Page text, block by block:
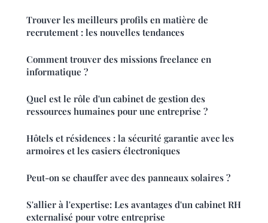
Trouver les meilleurs profils en matière de
recrutement : les nouvelles tendances
Comment trouver des missions freelance en
informatique ?
Quel est le rôle d'un cabinet de gestion des
ressources humaines pour une entreprise ?
Hôtels et résidences : la sécurité garantie avec les
armoires et les casiers électroniques
Peut-on se chauffer avec des panneaux solaires ?
S'allier à l'expertise: Les avantages d'un cabinet RH
externalisé pour votre entreprise